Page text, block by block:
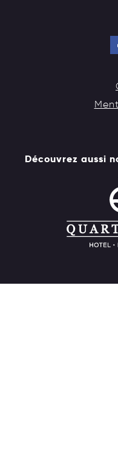
Découvrez aussi